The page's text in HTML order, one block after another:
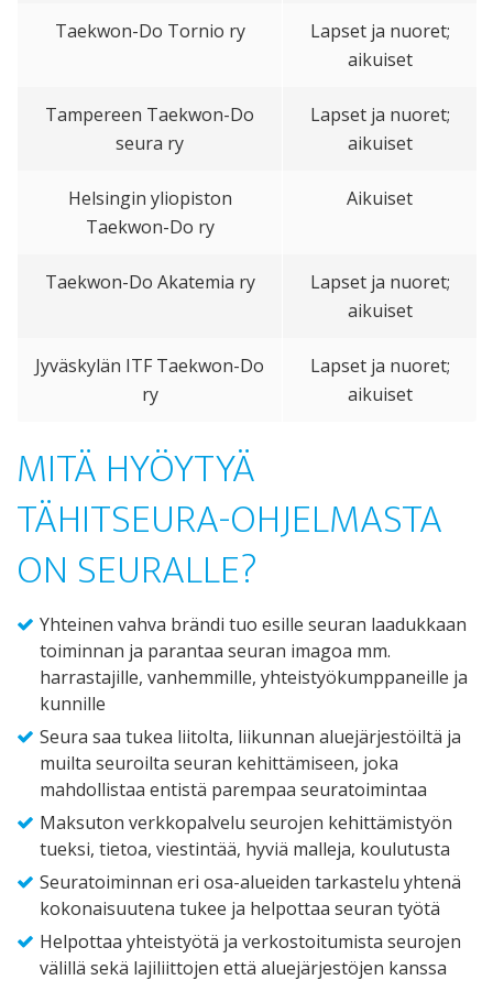
Taekwon-Do Tornio ry
Lapset ja nuoret;
aikuiset
Tampereen Taekwon-Do
seura ry
Lapset ja nuoret;
aikuiset
Helsingin yliopiston
Taekwon-Do ry
Aikuiset
Taekwon-Do Akatemia ry
Lapset ja nuoret;
aikuiset
Jyväskylän ITF Taekwon-Do
ry
Lapset ja nuoret;
aikuiset
MITÄ HYÖYTYÄ
TÄHITSEURA-OHJELMASTA
ON SEURALLE?
Yhteinen vahva brändi tuo esille seuran laadukkaan
toiminnan ja parantaa seuran imagoa mm.
harrastajille, vanhemmille, yhteistyökumppaneille ja
kunnille
Seura saa tukea liitolta, liikunnan aluejärjestöiltä ja
muilta seuroilta seuran kehittämiseen, joka
mahdollistaa entistä parempaa seuratoimintaa
Maksuton verkkopalvelu seurojen kehittämistyön
tueksi, tietoa, viestintää, hyviä malleja, koulutusta
Seuratoiminnan eri osa-alueiden tarkastelu yhtenä
kokonaisuutena tukee ja helpottaa seuran työtä
Helpottaa yhteistyötä ja verkostoitumista seurojen
välillä sekä lajiliittojen että aluejärjestöjen kanssa